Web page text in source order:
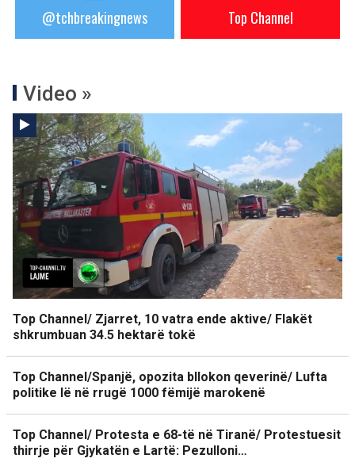
@tchbreakingnews Top Channel
Video »
Top Channel/ Zjarret, 10 vatra ende aktive/ Flakët
shkrumbuan 34.5 hektarë tokë
Top Channel/Spanjë, opozita bllokon qeverinë/ Lufta
politike lë në rrugë 1000 fëmijë marokenë
Top Channel/ Protesta e 68-të në Tiranë/ Protestuesit
thirrje për Gjykatën e Lartë: Pezulloni…